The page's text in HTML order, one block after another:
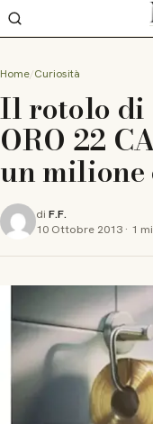
Home Curiosità
Il rotolo di
ORO 22
un
di F.F.
10 Ottobre 2013 · 1